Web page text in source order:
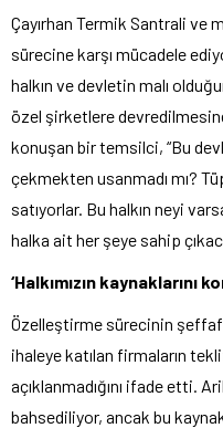
Çayırhan Termik Santrali ve
sürecine karşı mücadele
halkın ve devletin malı
özel şirketlere
konuşan bir temsilci, “Bu
çekmekten usanmadı mı?
satıyorlar. Bu halkın neyi
halka ait her şeye sahip
‘Halkımızın kaynaklarını
Özelleştirme sürecinin şeffaf
ihaleye katılan firmaların
açıklanmadığını ifade etti.
bahsediliyor, ancak bu